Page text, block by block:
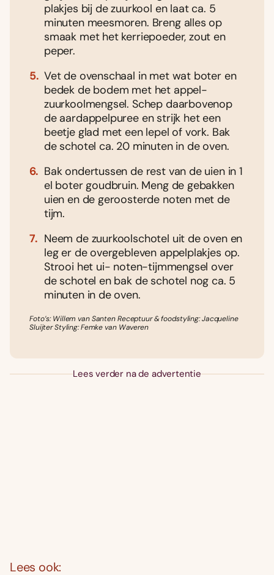
plakjes bij de zuurkool en laat ca. 5
minuten meesmoren. Breng alles op
smaak met het kerriepoeder, zout en
peper.
Vet de ovenschaal in met wat boter en
bedek de bodem met het appel-
zuurkoolmengsel. Schep daarbovenop
de aardappelpuree en strijk het een
beetje glad met een lepel of vork. Bak
de schotel ca. 20 minuten in de oven.
Bak ondertussen de rest van de uien in 1
el boter goudbruin. Meng de gebakken
uien en de geroosterde noten met de
tijm.
Neem de zuurkoolschotel uit de oven en
leg er de overgebleven appelplakjes op.
Strooi het ui- noten-tijmmengsel over
de schotel en bak de schotel nog ca. 5
minuten in de oven.
Foto’s: Willem van Santen Receptuur & foodstyling: Jacqueline
Sluijter Styling: Femke van Waveren
Lees verder na de advertentie
Lees ook: